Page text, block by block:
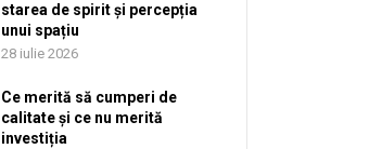
starea de spirit și percepția
unui spațiu
28 iulie 2026
Ce merită să cumperi de
calitate și ce nu merită
investiția